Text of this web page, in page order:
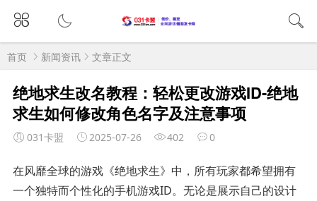
首页 新闻资讯 文章正文
绝地求生改名教程：轻松更改游戏ID-绝地
求生如何修改角色名字及注意事项
031卡盟 2025-07-26 402 0
在风靡全球的游戏《绝地求生》中，所有玩家都希望拥有
一个独特而个性化的手机游戏ID。无论是展示自己的设计